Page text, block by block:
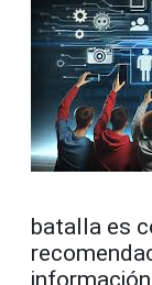
batalla es